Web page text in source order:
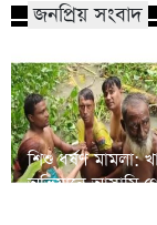
জনপ্রিয় সংবাদ
শিশু ধর্ষণ মামলা:
অভিযানে আসামি